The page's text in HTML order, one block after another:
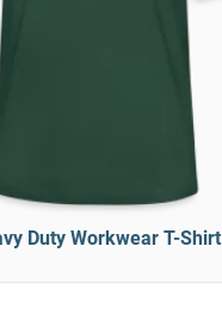
Duty Workwear T-Shirt